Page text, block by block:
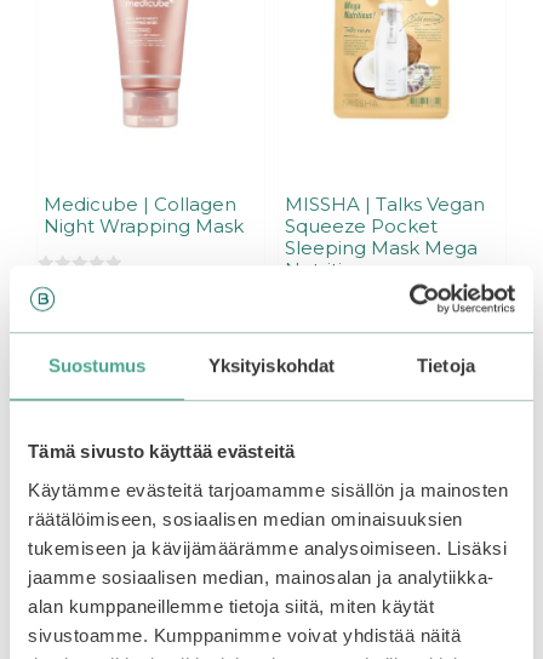
Suostumus Yksityiskohdat Tietoja
Tämä sivusto käyttää evästeitä
Käytämme evästeitä tarjoamamme sisällön ja mainosten
räätälöimiseen, sosiaalisen median ominaisuuksien
tukemiseen ja kävijämäärämme analysoimiseen. Lisäksi
jaamme sosiaalisen median, mainosalan ja analytiikka-
alan kumppaneillemme tietoja siitä, miten käytät
sivustoamme. Kumppanimme voivat yhdistää näitä
Medicube | Collagen
Night Wrapping Mask
0
5
:
s
29,90
Varasto loppu.
saat ilmoituksen, kun
tuote on jälleen
MISSHA | Talks Vegan
Squeeze Pocket
Sleeping Mask Mega
Nutritious
0
:
s
ä
4,90€